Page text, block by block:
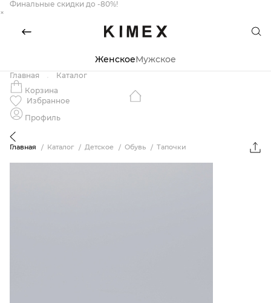
Финальные скидки до -80%!
×
ЖенскоеМужское
Главная
Каталог
Корзина
Избранное
Профиль
Главная Каталог Детское Обувь Тапочки